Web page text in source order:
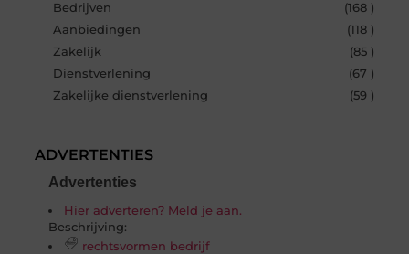
Bedrijven
(168 )
Aanbiedingen
(118 )
Zakelijk
(85 )
Dienstverlening
(67 )
Zakelijke dienstverlening
(59 )
ADVERTENTIES
Advertenties
Hier adverteren? Meld je aan.
Beschrijving:
rechtsvormen bedrijf